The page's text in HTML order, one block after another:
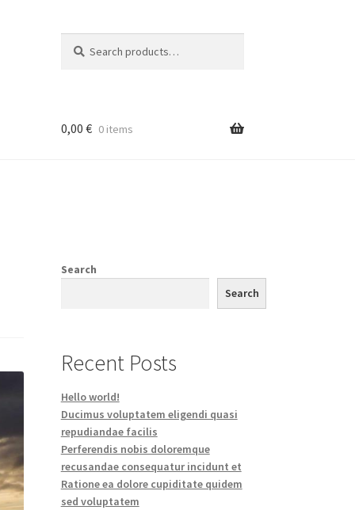
for:
0,00 € 0 items
Search
Search
Recent Posts
Hello world!
Ducimus voluptatem eligendi quasi
repudiandae facilis
Perferendis nobis doloremque
recusandae consequatur incidunt et
Ratione ea dolore cupiditate quidem
sed voluptatem